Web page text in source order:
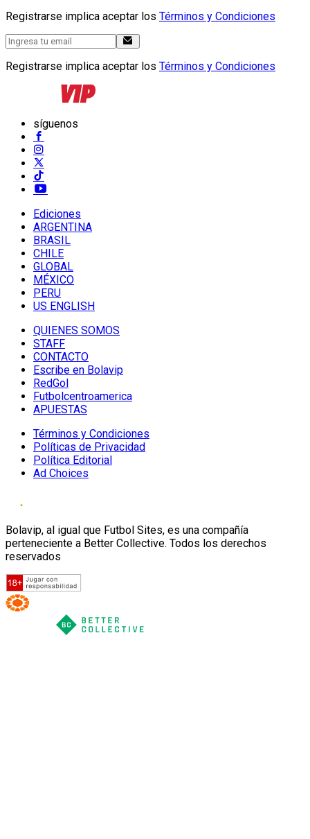
Registrarse implica aceptar los Términos y Condiciones
Registrarse implica aceptar los Términos y Condiciones
síguenos
Ediciones
ARGENTINA
BRASIL
CHILE
GLOBAL
MÉXICO
PERU
US ENGLISH
QUIENES SOMOS
STAFF
CONTACTO
Escribe en Bolavip
RedGol
Futbolcentroamerica
APUESTAS
Términos y Condiciones
Políticas de Privacidad
Política Editorial
Ad Choices
Bolavip, al igual que Futbol Sites, es una compañía
perteneciente a Better Collective. Todos los derechos
reservados